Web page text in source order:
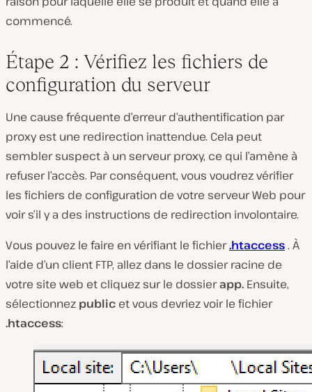
commencé.
Étape 2 : Vérifiez les fichiers de
configuration du serveur
Une cause fréquente d’erreur d’authentification par
proxy est une redirection inattendue. Cela peut
sembler suspect à un serveur proxy, ce qui l’amène à
refuser l’accès. Par conséquent, vous voudrez vérifier
les fichiers de configuration de votre serveur Web pour
voir s’il y a des instructions de redirection involontaire.
Vous pouvez le faire en vérifiant le fichier.htaccess. À
l’aide d’un client FTP, allez dans le dossier racine de
votre site web et cliquez sur le dossierapp. Ensuite,
sélectionnez public et vous devriez voir le fichier
.htaccess: